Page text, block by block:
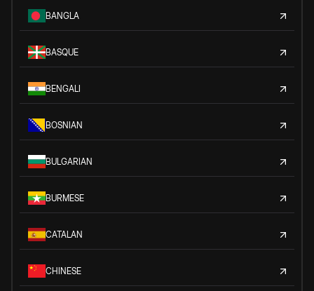
BANGLA
BASQUE
BENGALI
BOSNIAN
BULGARIAN
BURMESE
CATALAN
CHINESE